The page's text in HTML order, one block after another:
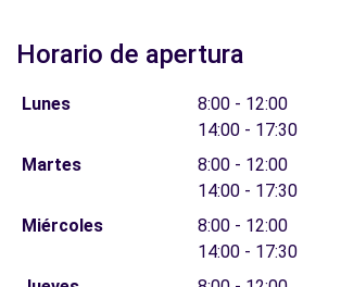
Horario de apertura
Lunes
8:00 - 12:00
14:00 - 17:30
Martes
8:00 - 12:00
14:00 - 17:30
Miércoles
8:00 - 12:00
14:00 - 17:30